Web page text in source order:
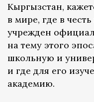
Кыргызстан,
в мире, где в
учрежден
на тему этого
школьную и
и где для его
академию.